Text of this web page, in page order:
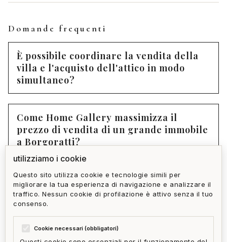
Domande frequenti
È possibile coordinare la vendita della
villa e l'acquisto dell'attico in modo
simultaneo?
Come Home Gallery massimizza il
prezzo di vendita di un grande immobile
a Borgoratti?
Quali sono i costi dell'intera operazione
di downsizing (tasse, commissioni,
trasloco)?
utilizziamo i cookie
Questo sito utilizza cookie e tecnologie simili per
migliorare la tua esperienza di navigazione e analizzare il
traffico. Nessun cookie di profilazione è attivo senza il tuo
consenso.
Cookie necessari (obbligatori)